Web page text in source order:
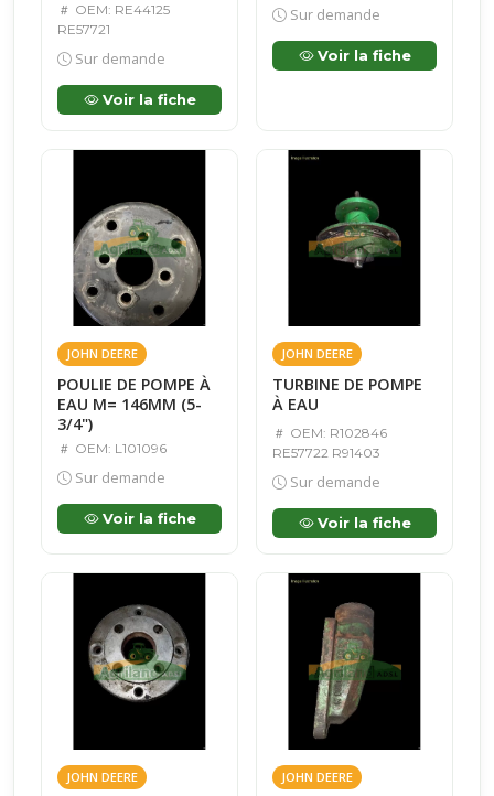
OEM: RE44125
RE57721
Sur demande
Voir la fiche
Sur demande
Voir la fiche
JOHN DEERE
POULIE DE POMPE À
EAU M= 146MM (5-
3/4")
OEM: L101096
Sur demande
Voir la fiche
JOHN DEERE
TURBINE DE POMPE
À EAU
OEM: R102846
RE57722 R91403
Sur demande
Voir la fiche
JOHN DEERE JOHN DEERE